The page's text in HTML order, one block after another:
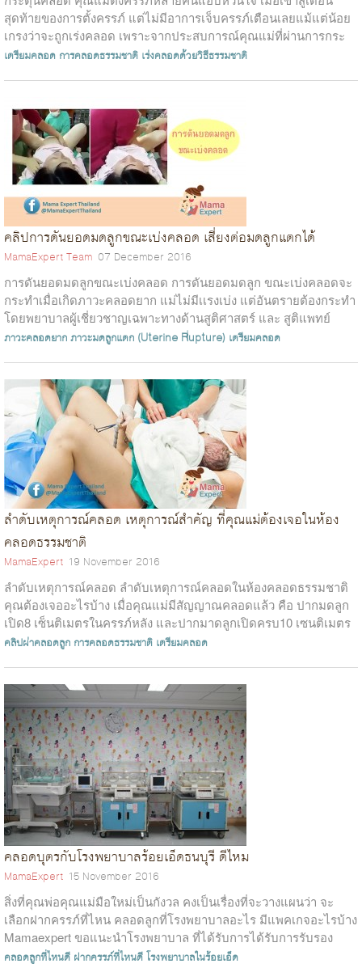
สุดท้ายของการตั้งครรภ์ แต่ไม่มีอาการเจ็บครรภ์เตือนเลยแม้แต่น้อย
เกรงว่าจะถูกเร่งคลอด เพราะจากประสบการณ์คุณแม่ที่ผ่านการกระ
ตุ้นให้เจ็บครร...
เตรียมคลอด การคลอดธรรมชาติ เร่งคลอดด้วยวิธีธรรมชาติ
คลิปการดันยอดมดลูกขณะเบ่งคลอด เสี่ยงต่อมดลูกแตกได้
MamaExpert Team 07 December 2016
การดันยอดมดลูกขณะเบ่งคลอด การดันยอดมดลูก ขณะเบ่งคลอดจะ
กระทำเมื่อเกิดภาวะคลอดยาก แม่ไม่มีเเรงเบ่ง แต่อันตรายต้องกระทำ
โดยพยาบาลผู้เชี่ยวชาญเฉพาะทางด้านสูติศาสตร์ และ สูติแพทย์
เท่านั้น เพราะอันตรายจา...
ภาวะคลอดยากภาวะมดลูกแตก (Uterine Rupture) เตรียมคลอด
ลำดับเหตุการณ์คลอด เหตุการณ์สำคัญ ที่คุณแม่ต้องเจอในห้อง
คลอดธรรมชาติ
MamaExpert 19 November 2016
ลำดับเหตุการณ์คลอด ลำดับเหตุการณ์คลอดในห้องคลอดธรรมชาติ
คุณต้องเจออะไรบ้าง เมื่อคุณแม่มีสัญญาณคลอดแล้ว คือ ปากมดลูก
เปิด8 เซ็นติเมตรในครรภ์หลัง และปากมาดลูกเปิดครบ10 เซนติเมตร
ใรครรภ์แรก พ...
คลิปผ่าคลอดลูก การคลอดธรรมชาติ เตรียมคลอด
คลอดบุตรกับโรงพยาบาลร้อยเอ็ดธนบุรี ดีไหม
MamaExpert 15 November 2016
สิ่งที่คุณพ่อคุณแม่มือใหม่เป็นกังวล คงเป็นเรื่องที่จะวางแผนว่า จะ
เลือกฝากครรภ์ที่ไหน คลอดลูกที่โรงพยาบาลอะไร มีแพคเกจอะไรบ้าง
Mamaexpert ขอแนะนำโรงพยาบาล ที่ได้รับการได้รับการรับรอง
ระบบคุณภาพตามมาตรฐา...
คลอดลูกที่ไหนดี ฝากครรภ์ที่ไหนดีโรงพยาบาลในร้อยเอ็ด